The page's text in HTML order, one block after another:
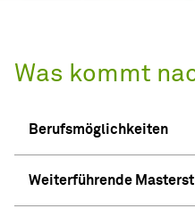
Was kommt
Berufsmöglichkeiten
Weiterführende